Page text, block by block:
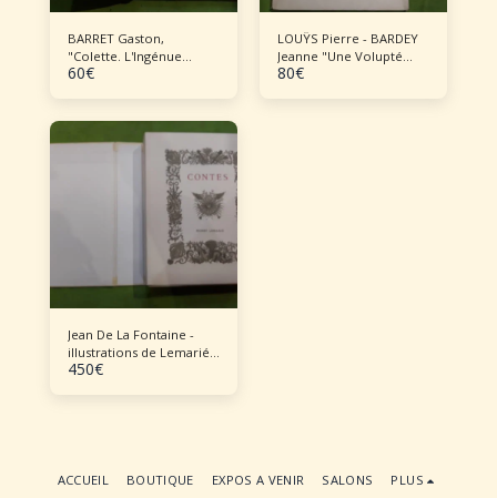
BARRET Gaston,
"Colette. L'Ingénue
libertine"
60€
LOUŸS Pierre - BARDEY
Jeanne "Une Volupté
nouvelle"
80€
Jean De La Fontaine -
illustrations de Lemarié
Contes de Jean De La
450€
ACCUEIL BOUTIQUE EXPOS A VENIR SALONS PLUS